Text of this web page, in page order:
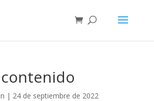
| 24 de septiembre de 2022